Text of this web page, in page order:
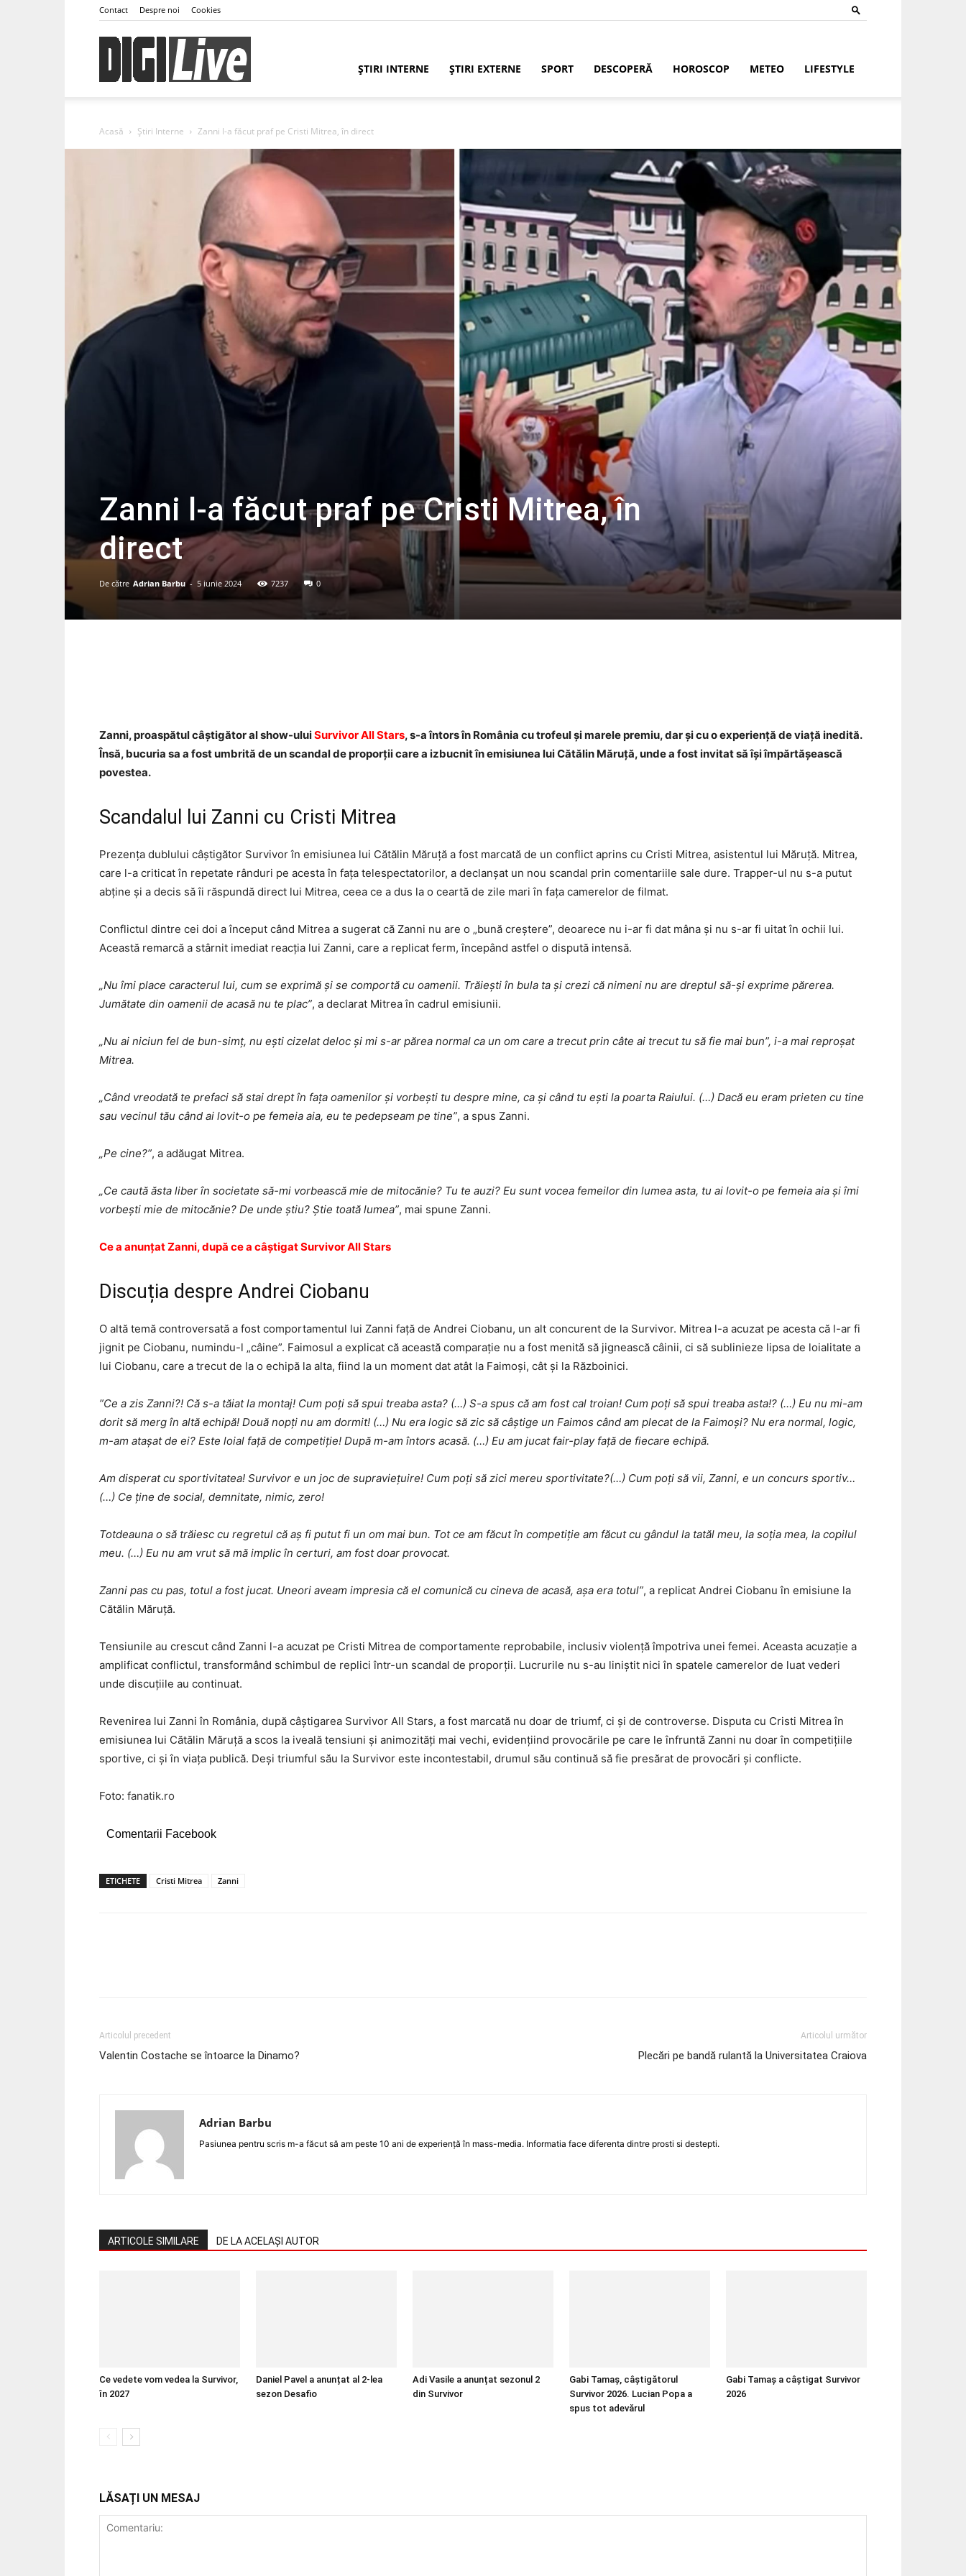
Contact Despre noi Cookies
ȘTIRI INTERNE ȘTIRI EXTERNE SPORT DESCOPERĂ HOROSCOP METEO LIFESTYLE
Acasă Știri Interne Zanni l-a făcut praf pe Cristi Mitrea, în direct
Zanni l-a făcut praf pe Cristi Mitrea, în
direct
De către Adrian Barbu - 5 iunie 2024 7237 0
Zanni, proaspătul câștigător al show-uluiSurvivor All Stars, s-a întors în România cu trofeul și marele premiu, dar și cu o experiență de viață inedită.
Însă, bucuria sa a fost umbrită de un scandal de proporții care a izbucnit în emisiunea lui Cătălin Măruță, unde a fost invitat să își împărtășească
povestea.
Scandalul lui Zanni cu Cristi Mitrea
Prezența dublului câștigător Survivor în emisiunea lui Cătălin Măruță a fost marcată de un conflict aprins cu Cristi Mitrea, asistentul lui Măruță. Mitrea,
care l-a criticat în repetate rânduri pe acesta în fața telespectatorilor, a declanșat un nou scandal prin comentariile sale dure. Trapper-ul nu s-a putut
abține și a decis să îi răspundă direct lui Mitrea, ceea ce a dus la o ceartă de zile mari în fața camerelor de filmat.
Conflictul dintre cei doi a început când Mitrea a sugerat că Zanni nu are o „bună creștere”, deoarece nu i-ar fi dat mâna și nu s-ar fi uitat în ochii lui.
Această remarcă a stârnit imediat reacția lui Zanni, care a replicat ferm, începând astfel o dispută intensă.
„Nu îmi place caracterul lui, cum se exprimă și se comportă cu oamenii. Trăiești în bula ta și crezi că nimeni nu are dreptul să-și exprime părerea.
Jumătate din oamenii de acasă nu te plac”, a declarat Mitrea în cadrul emisiunii.
„Nu ai niciun fel de bun-simț, nu ești cizelat deloc și mi s-ar părea normal ca un om care a trecut prin câte ai trecut tu să fie mai bun”, i-a mai reproșat
Mitrea.
„Când vreodată te prefaci să stai drept în fața oamenilor și vorbești tu despre mine, ca și când tu ești la poarta Raiului. (…) Dacă eu eram prieten cu tine
sau vecinul tău când ai lovit-o pe femeia aia, eu te pedepseam pe tine”, a spus Zanni.
„Pe cine?”, a adăugat Mitrea.
„Ce caută ăsta liber în societate să-mi vorbească mie de mitocănie? Tu te auzi? Eu sunt vocea femeilor din lumea asta, tu ai lovit-o pe femeia aia și îmi
vorbești mie de mitocănie? De unde știu? Știe toată lumea”, mai spune Zanni.
Ce a anunțat Zanni, după ce a câștigat Survivor All Stars
Discuția despre Andrei Ciobanu
O altă temă controversată a fost comportamentul lui Zanni față de Andrei Ciobanu, un alt concurent de la Survivor. Mitrea l-a acuzat pe acesta că l-ar fi
jignit pe Ciobanu, numindu-l „câine”. Faimosul a explicat că această comparație nu a fost menită să jignească câinii, ci să sublinieze lipsa de loialitate a
lui Ciobanu, care a trecut de la o echipă la alta, fiind la un moment dat atât la Faimoși, cât și la Războinici.
”Ce a zis Zanni?! Că s-a tăiat la montaj! Cum poți să spui treaba asta? (…) S-a spus că am fost cal troian! Cum poți să spui treaba asta!? (…) Eu nu mi-am
dorit să merg în altă echipă! Două nopți nu am dormit! (…) Nu era logic să zic să câștige un Faimos când am plecat de la Faimoși? Nu era normal, logic,
m-am atașat de ei? Este loial față de competiție! După m-am întors acasă. (…) Eu am jucat fair-play față de fiecare echipă.
Am disperat cu sportivitatea! Survivor e un joc de supraviețuire! Cum poți să zici mereu sportivitate?(…) Cum poți să vii, Zanni, e un concurs sportiv…
(…) Ce ține de social, demnitate, nimic, zero!
Totdeauna o să trăiesc cu regretul că aș fi putut fi un om mai bun. Tot ce am făcut în competiție am făcut cu gândul la tatăl meu, la soția mea, la copilul
meu. (…) Eu nu am vrut să mă implic în certuri, am fost doar provocat.
Zanni pas cu pas, totul a fost jucat. Uneori aveam impresia că el comunică cu cineva de acasă, așa era totul”, a replicat Andrei Ciobanu în emisiune la
Cătălin Măruță.
Tensiunile au crescut când Zanni l-a acuzat pe Cristi Mitrea de comportamente reprobabile, inclusiv violență împotriva unei femei. Aceasta acuzație a
amplificat conflictul, transformând schimbul de replici într-un scandal de proporții. Lucrurile nu s-au liniștit nici în spatele camerelor de luat vederi
unde discuțiile au continuat.
Revenirea lui Zanni în România, după câștigarea Survivor All Stars, a fost marcată nu doar de triumf, ci și de controverse. Disputa cu Cristi Mitrea în
emisiunea lui Cătălin Măruță a scos la iveală tensiuni și animozități mai vechi, evidențiind provocările pe care le înfruntă Zanni nu doar în competițiile
sportive, ci și în viața publică. Deși triumful său la Survivor este incontestabil, drumul său continuă să fie presărat de provocări și conflicte.
Foto: fanatik.ro
Comentarii Facebook
ETICHETE Cristi Mitrea Zanni
Articolul precedent
Valentin Costache se întoarce la Dinamo?
Articolul următor
Plecări pe bandă rulantă la Universitatea Craiova
Adrian Barbu
Pasiunea pentru scris m-a făcut să am peste 10 ani de experiență în mass-media. Informatia face diferenta dintre prosti si destepti.
ARTICOLE SIMILARE DE LA ACELAȘI AUTOR
Ce vedete vom vedea la Survivor,
în 2027
Daniel Pavel a anunțat al 2-lea
sezon Desafio
Adi Vasile a anunțat sezonul 2
din Survivor
Gabi Tamaș, câștigătorul
Survivor 2026. Lucian Popa a
spus tot adevărul
Gabi Tamaș a câștigat Survivor
2026
LĂSAȚI UN MESAJ